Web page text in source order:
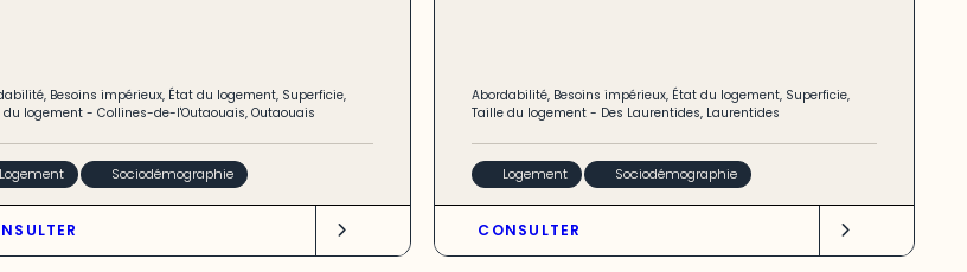
, Besoins impérieux, État du logement, Superficie,
du logement- Collines-de-l'Outaouais, Outaouais
Logement Sociodémographie
Abordabilité, Besoins impérieux, État du logement, Superficie,
Taille du logement- Des Laurentides, Laurentides
Logement Sociodémographie
CONSULTER